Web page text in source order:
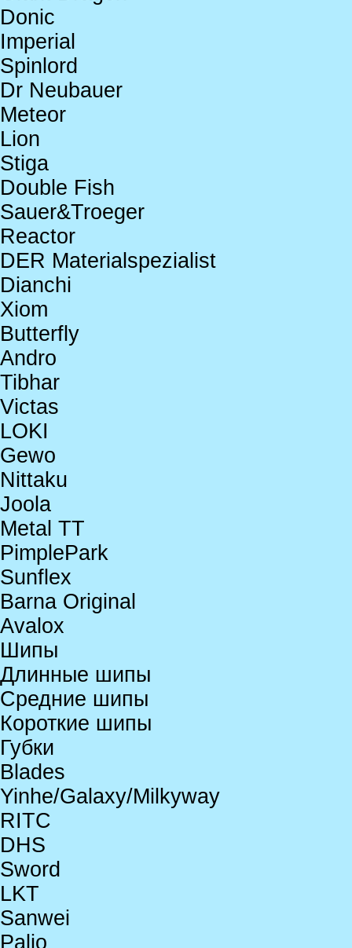
Donic
Imperial
Spinlord
Dr Neubauer
Meteor
Lion
Stiga
Double Fish
Sauer&Troeger
Reactor
DER Materialspezialist
Dianchi
Xiom
Butterfly
Andro
Tibhar
Victas
LOKI
Gewo
Nittaku
Joola
Metal TT
PimplePark
Sunflex
Barna Original
Avalox
Шипы
Длинные шипы
Средние шипы
Короткие шипы
Губки
Blades
Yinhe/Galaxy/Milkyway
RITC
DHS
Sword
LKT
Sanwei
Palio